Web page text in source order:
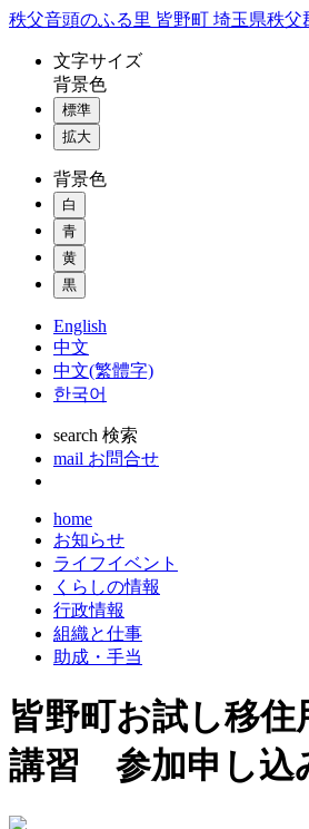
コ
秩父音頭のふる里 皆野町 埼玉県秩
文字サイズ
背景色
標準
拡大
背景色
白
青
黄
黒
English
中文
中文(繁體字)
한국어
search 検索
mail お問合せ
home
お知らせ
ライフイベント
くらしの情報
行政情報
組織と仕事
助成・手当
皆野町お試し移
講習 参加申し込